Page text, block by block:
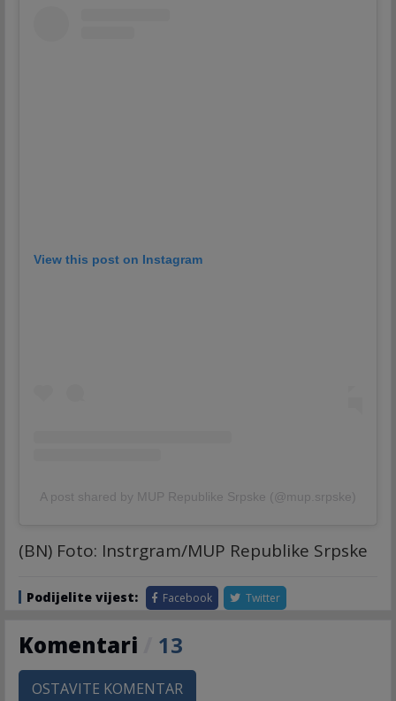
View this post on Instagram
A post shared by MUP Republike Srpske (@mup.srpske)
(BN) Foto: Instrgram/MUP Republike Srpske
Podijelite vijest: Facebook Twitter
Komentari 13
OSTAVITE KOMENTAR